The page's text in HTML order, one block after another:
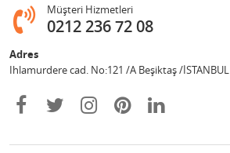
Müşteri Hizmetleri
0212 236 72 08
Adres
Ihlamurdere cad. No:121 /A Beşiktaş /İSTANBUL